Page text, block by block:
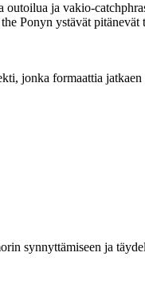
ja vakio-
Ponyn ystävät pitänevät
jonka formaattia
synnyttämiseen ja